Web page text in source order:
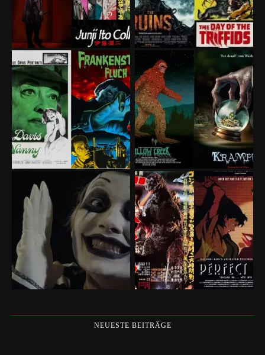
NEUESTE BEITRÄGE